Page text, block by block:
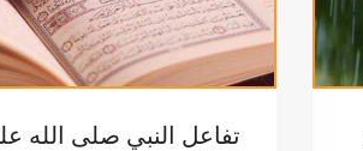
تفاعل النبي صلى الله